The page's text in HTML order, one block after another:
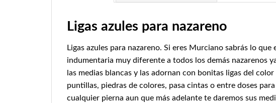
Ligas azules para nazareno
Ligas azules para nazareno. Si eres Murciano sabrás lo
indumentaria muy diferente a todos los demás nazarenos
las medias blancas y las adornan con bonitas ligas del
puntillas, piedras de colores, pasa cintas o entre doses
cualquier pierna aun que más adelante te daremos sus